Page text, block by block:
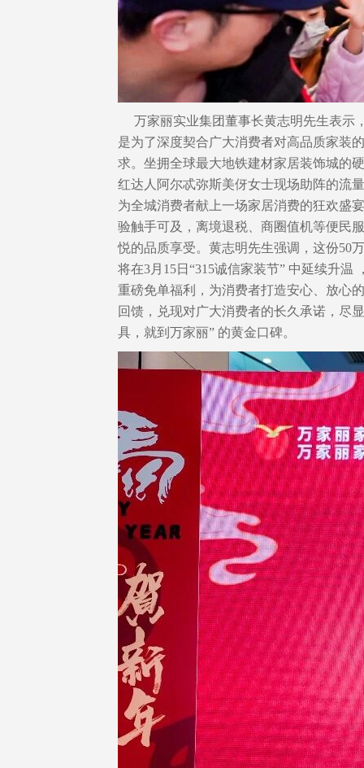
万家丽实业集团董事长黄志明先生表示
是为了深度契合广大消费者对高品质家装
求。坐拥全球最大地铁建材家居装饰城的
红达人阿尔忒弥斯美伢女士现场助阵的流
为全城消费者献上一场家居消费的狂欢盛
验触手可及，离境退税、商圈值机等便民
悦的品质享受。黄志明先生强调，这份50
将在3月15日“315诚信家装节” 中延续升
重磅免单福利，为消费者打造安心、放心
回馈，兑现对广大消费者的长久承诺，尽
具，就到万家丽” 的黄金口碑。